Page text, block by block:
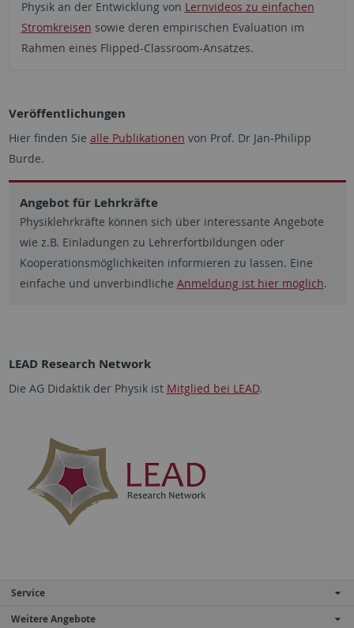
Physik an der Entwicklung von Lernvideos zu einfachen
Stromkreisen sowie deren empirischen Evaluation im
Rahmen eines Flipped-Classroom-Ansatzes.
Veröffentlichungen
Hier finden Sie alle Publikationen von Prof. Dr Jan-Philipp
Burde.
Angebot für Lehrkräfte
Physiklehrkräfte können sich über interessante Angebote
wie z.B. Einladungen zu Lehrerfortbildungen oder
Kooperationsmöglichkeiten informieren zu lassen. Eine
einfache und unverbindliche Anmeldung ist hier möglich.
LEAD Research Network
Die AG Didaktik der Physik ist Mitglied bei LEAD.
Service
Weitere Angebote